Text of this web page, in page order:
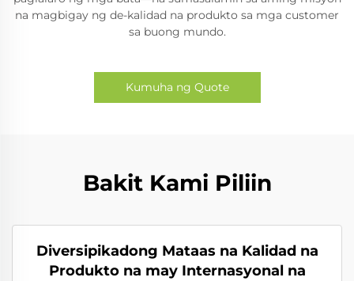
na magbigay ng de-kalidad na produkto sa mga customer
sa buong mundo.
Kumuha ng Quote
Bakit Kami Piliin
Diversipikadong Mataas na Kalidad na
Produkto na may Internasyonal na